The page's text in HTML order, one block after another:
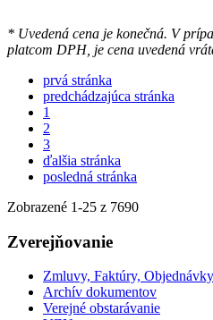
* Uvedená cena je konečná. V
platcom DPH, je cena uvedená
prvá stránka
predchádzajúca stránka
1
2
3
ďalšia stránka
posledná stránka
Zobrazené 1-25 z 7690
Zverejňovanie
Zmluvy, Faktúry, Objednávky
Archív dokumentov
Verejné obstarávanie